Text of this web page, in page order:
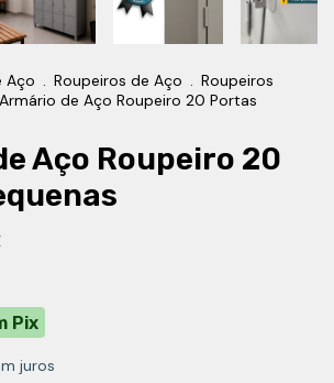
Aço . Roupeiros de Aço . Roupeiros
Armário de Aço Roupeiro 20 Portas
Aço Roupeiro 20
Pix
juros